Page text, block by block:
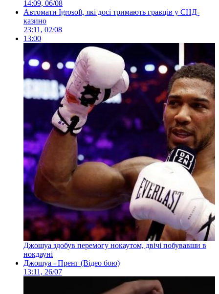
14:09, 06/08
Автомати Igrosoft, які досі тримають гравців у СНД-
казино
23:11, 02/08
13:00
Джошуа здобув перемогу нокаутом, двічі побувавши в
нокдауні
Джошуа - Пренг (Відео бою)
13:11, 26/07